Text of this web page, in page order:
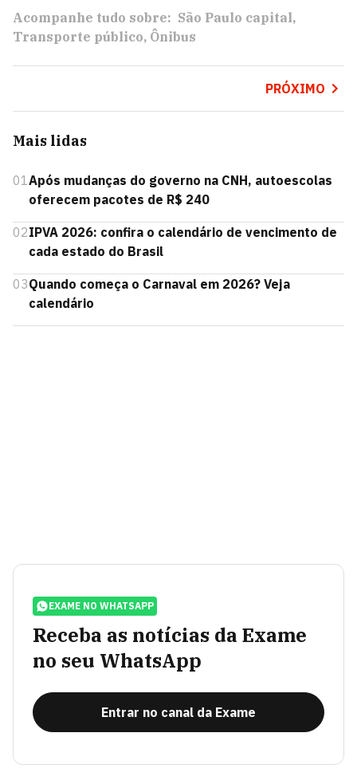
Acompanhe tudo sobre: São Paulo capital
Transporte público Ônibus
PRÓXIMO
Mais lidas
01Após mudanças do governo na CNH, autoescolas
oferecem pacotes de R$ 240
02IPVA 2026: confira o calendário de vencimento de
cada estado do Brasil
03Quando começa o Carnaval em 2026? Veja
calendário
EXAME NO WHATSAPP
Receba as notícias da Exame
no seu WhatsApp
Entrar no canal da Exame